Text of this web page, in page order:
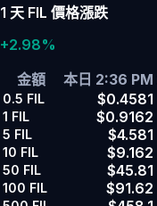
1 天 FIL 價格漲跌
+2.98%
金額
本日 2:36 PM
0.5 FIL $0.4581
1 FIL $0.9162
5 FIL $4.581
10 FIL $9.162
50 FIL $45.81
100 FIL $91.62